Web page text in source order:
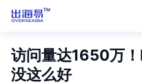
访问量达1650万
没这么好